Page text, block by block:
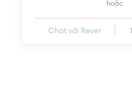
hoặc
Chat với Rever